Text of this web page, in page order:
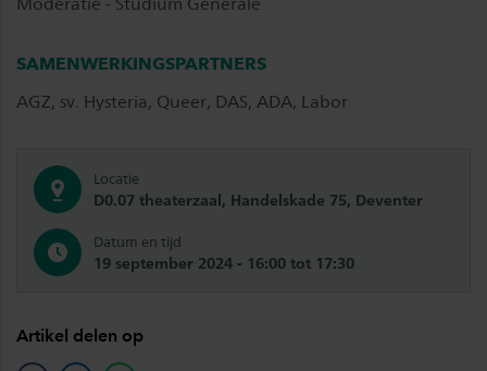
SAMENWERKINGSPARTNERS
AGZ, sv. Hysteria, Queer, DAS, ADA, Labor
Locatie
D0.07 theaterzaal, Handelskade 75, Deventer
Datum en tijd
19 september 2024 - 16:00 tot 17:30
Artikel delen op